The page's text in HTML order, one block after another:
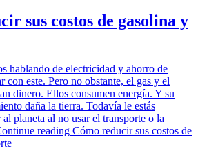
sus costos de gasolina y
hablando de electricidad y ahorro de
con este. Pero no obstante, el gas y el
dinero. Ellos consumen energía. Y su
daña la tierra. Todavía le estás
planeta al no usar el transporte o la
reading Cómo reducir sus costos de